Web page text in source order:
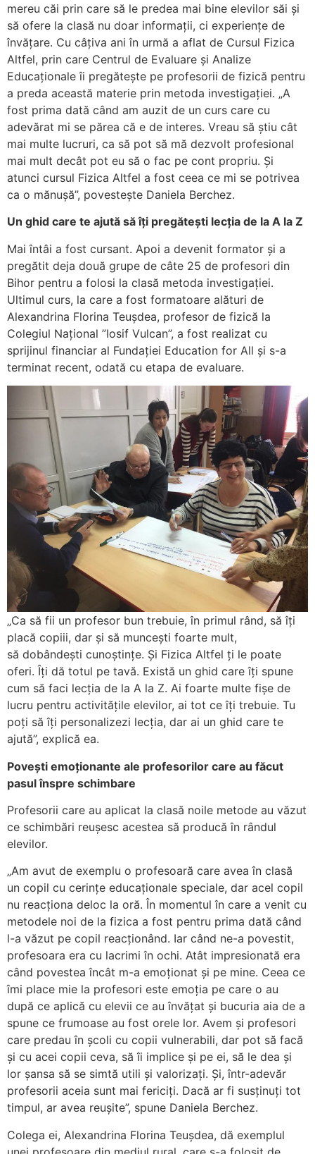
mereu căi prin care să le predea mai bine elevilor săi și
să ofere la clasă nu doar informații, ci experiențe de
învățare. Cu câțiva ani în urmă a aflat de Cursul Fizica
Altfel, prin care Centrul de Evaluare și Analize
Educaționale îi pregătește pe profesorii de fizică pentru
a preda această materie prin metoda investigației. „A
fost prima dată când am auzit de un curs care cu
adevărat mi se părea că e de interes. Vreau să știu cât
mai multe lucruri, ca să pot să mă dezvolt profesional
mai mult decât pot eu să o fac pe cont propriu. Și
atunci cursul Fizica Altfel a fost ceea ce mi se potrivea
ca o mănușă”, povestește Daniela Berchez.
Un ghid care te ajută să îți pregătești lecția de la A la Z
Mai întâi a fost cursant. Apoi a devenit formator și a
pregătit deja două grupe de câte 25 de profesori din
Bihor pentru a folosi la clasă metoda investigației.
Ultimul curs, la care a fost formatoare alături de
Alexandrina Florina Teușdea, profesor de fizică la
Colegiul Național ”Iosif Vulcan”, a fost realizat cu
sprijinul financiar al Fundației Education for All și s-a
terminat recent, odată cu etapa de evaluare.
„Ca să fii un profesor bun trebuie, în primul rând, să îți
placă copiii, dar și să muncești foarte mult,
să dobândești cunoștințe. Și Fizica Altfel ți le poate
oferi. Îți dă totul pe tavă. Există un ghid care îți spune
cum să faci lecția de la A la Z. Ai foarte multe fișe de
lucru pentru activitățile elevilor, ai tot ce îți trebuie. Tu
poți să îți personalizezi lecția, dar ai un ghid care te
ajută”, explică ea.
Povești emoționante ale profesorilor care au făcut
pasul înspre schimbare
Profesorii care au aplicat la clasă noile metode au văzut
ce schimbări reușesc acestea să producă în rândul
elevilor.
„Am avut de exemplu o profesoară care avea în clasă
un copil cu cerințe educaționale speciale, dar acel copil
nu reacționa deloc la oră. În momentul în care a venit cu
metodele noi de la fizica a fost pentru prima dată când
l-a văzut pe copil reacționând. Iar când ne-a povestit,
profesoara era cu lacrimi în ochi. Atât impresionată era
când povestea încât m-a emoționat și pe mine. Ceea ce
îmi place mie la profesori este emoția pe care o au
după ce aplică cu elevii ce au învățat și bucuria aia de a
spune ce frumoase au fost orele lor. Avem și profesori
care predau în școli cu copii vulnerabili, dar pot să facă
și cu acei copii ceva, să îi implice și pe ei, să le dea și
lor șansa să se simtă utili și valorizați. Și, într-adevăr
profesorii aceia sunt mai fericiți. Dacă ar fi susținuți tot
timpul, ar avea reușite”, spune Daniela Berchez.
Colega ei, Alexandrina Florina Teușdea, dă exemplul